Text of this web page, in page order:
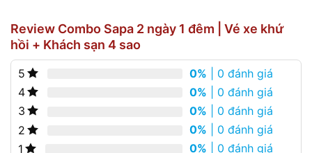
Review Combo Sapa 2 ngày 1 đêm | Vé xe khứ
hồi + Khách sạn 4 sao
5 0% | 0 đánh giá
4
0% | 0 đánh giá
3
0% | 0 đánh giá
2
0% | 0 đánh giá
1
0% | 0 đánh giá